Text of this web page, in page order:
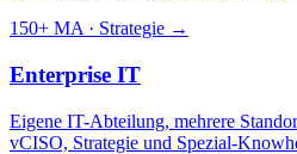
150+ MA · Strategie →
Enterprise IT
Eigene IT-Abteilung, mehrere
vCISO, Strategie und Spezial-